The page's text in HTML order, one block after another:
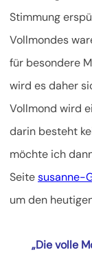
Stimmung
Vollmondes
für besondere
wird es daher
Vollmond wird
darin besteht
möchte ich
Seitesusanne-
um den
„Die volle